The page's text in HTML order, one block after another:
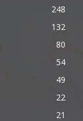
248
132
80
54
49
22
21